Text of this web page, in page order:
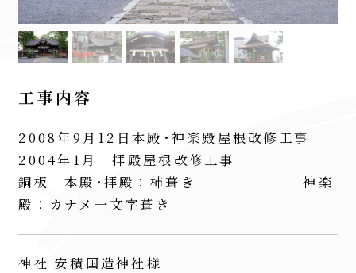
工事内容
2008年9月12日本殿･神楽殿屋根改修工事
2004年1月 拝殿屋根改修工事
銅板 本殿･拝殿：杮葺き 神楽
殿：カナメ一文字葺き
神社 安積国造神社様